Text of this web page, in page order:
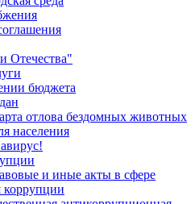
Отечества"
бюджета
отлова бездомных животных
населения
и иные акты в сфере
коррупции